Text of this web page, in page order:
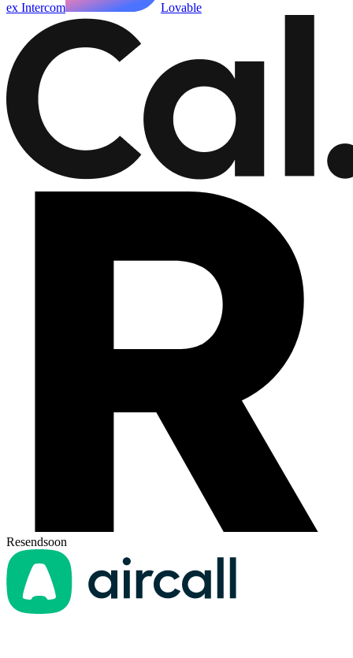
ex Intercom Lovable
Resendsoon